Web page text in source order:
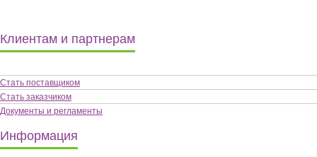
Клиентам и партнерам
Стать поставщиком
Стать заказчиком
Документы и регламенты
Информация